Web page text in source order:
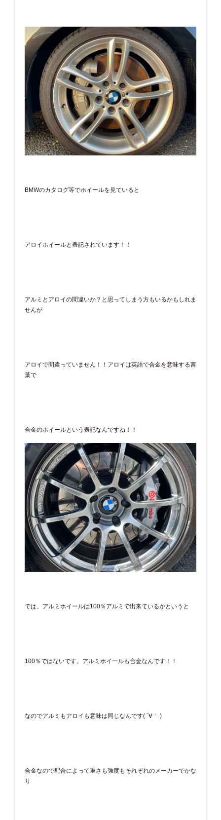
BMWのカタログ等でホイールを見ていると
アロイホイールと表記されています！！
アルミとアロイの間違いか？と思ってしまう方もいるかもしれま
せんが
アロイで間違っていません！！アロイは英語で合金を意味する言
葉で
合金のホイールという表記なんですね！！
では、アルミホイールは100％アルミで出来ているかというと
100％ではないです。アルミホイールも合金なんです！！
なのでアルミもアロイも意味は同じなんです( ´∀｀ )
合金なので配合によって重さも強度もそれぞれのメーカーでかな
り